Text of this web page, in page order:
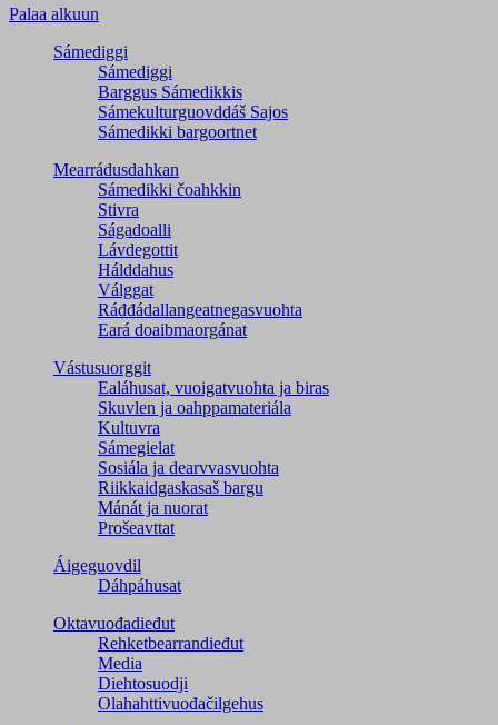
Palaa alkuun
Sámediggi
Sámediggi
Barggus Sámedikkis
Sámekulturguovddáš Sajos
Sámedikki bargoortnet
Mearrádusdahkan
Sámedikki čoahkkin
Stivra
Ságadoalli
Lávdegottit
Hálddahus
Válggat
Ráđđádallangeatnegas­vuohta
Eará doaibmaorgánat
Vástusuorggit
Ealáhusat, vuoigatvuohta ja biras
Skuvlen ja oahppamateriála
Kultuvra
Sámegielat
Sosiála ja dearvvasvuohta
Riikkaidgaskasaš bargu
Mánát ja nuorat
Prošeavttat
Áigeguovdil
Dáhpáhusat
Oktavuođadieđut
Rehketbearrandieđut
Media
Diehtosuodji
Olahahttivuođačilgehus